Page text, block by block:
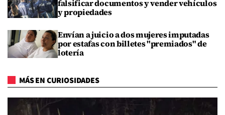
falsificar documentos y vender vehículos
y propiedades
Envían a juicio a dos mujeres imputadas
por estafas con billetes "premiados" de
lotería
MÁS EN CURIOSIDADES